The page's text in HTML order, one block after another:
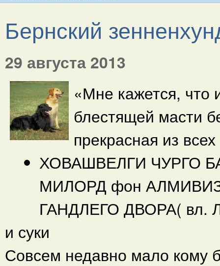
Бернский
29 августа 2013
«Мне кажется, что
блестящей масти
прекрасная из
ХОВАШВЕЛГИ ЧУРГО
МИЛОРД фон
ГАНДЛЕГО ДВОРА( вл.
и суки
Совсем недавно мало кому